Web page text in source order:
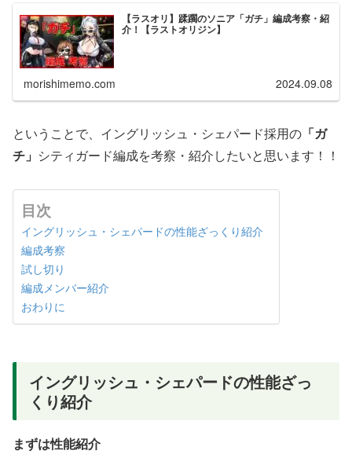
【ラスオリ】蹂躙のソニア「ガチ」編成考察・紹
介！【ラストオリジン】
morishimemo.com 2024.09.08
ということで、イングリッシュ・シェパード採用の 「ガ
チ」 シティガード編成を考察・紹介したいと思います！！
目次
イングリッシュ・シェパードの性能ざっくり紹介
編成考察
試し切り
編成メンバー紹介
おわりに
イングリッシュ・シェパードの性能ざっ
くり紹介
まずは性能紹介